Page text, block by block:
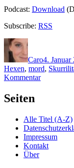
Podcast: Download
Subscribe: RSS
Autor
Caro4. Januar
Hexen, mord,
Kommentarzu
–
Seiten
Alle Titel (A-Z)
Impressum
Kontakt
Über